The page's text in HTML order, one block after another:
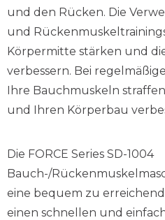
und den Rücken. Die
und
Körpermitte stärken und
verbessern. Bei
Ihre Bauchmuskeln
und Ihren Körperbau
Die FORCE Series SD-1004
Bauch-/
eine bequem zu
einen schnellen und